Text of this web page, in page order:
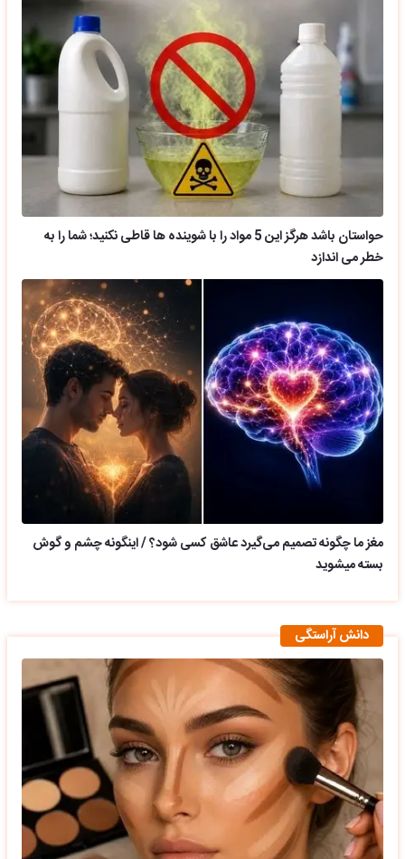
حواستان باشد هرگز این 5 مواد را با شوینده ها قاطی نکنید؛ شما را به
خطر می اندازد
مغز ما چگونه تصمیم می‌گیرد عاشق کسی شود؟ / اینگونه چشم و گوش
بسته میشوید
دانش آراستگی